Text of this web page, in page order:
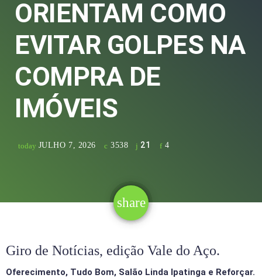
ORIENTAM COMO
EVITAR GOLPES NA
COMPRA DE
IMÓVEIS
today JULHO 7, 2026 3538 21 4
share
email
Giro de Notícias, edição Vale do Aço.
Oferecimento, Tudo Bom, Salão Linda Ipatinga e Reforçar.